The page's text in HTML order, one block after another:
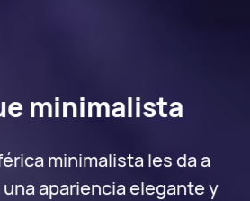
minimalista
minimalista les da a
apariencia elegante y